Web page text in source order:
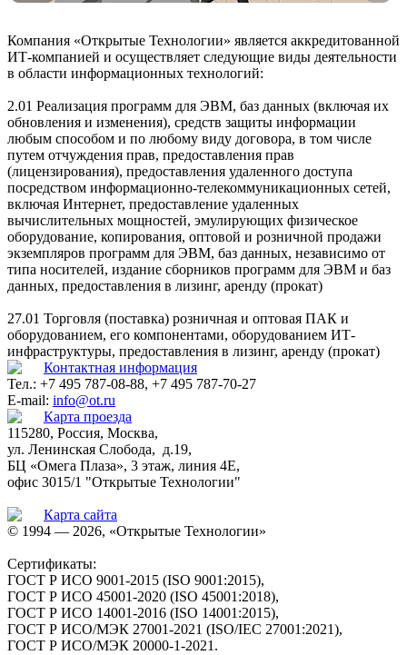
Компания «Открытые Технологии» является аккредитованной
ИТ-компанией и осуществляет следующие виды деятельности
в области информационных технологий:
2.01 Реализация программ для ЭВМ, баз данных (включая их
обновления и изменения), средств защиты информации
любым способом и по любому виду договора, в том числе
путем отчуждения прав, предоставления прав
(лицензирования), предоставления удаленного доступа
посредством информационно-телекоммуникационных сетей,
включая Интернет, предоставление удаленных
вычислительных мощностей, эмулирующих физическое
оборудование, копирования, оптовой и розничной продажи
экземпляров программ для ЭВМ, баз данных, независимо от
типа носителей, издание сборников программ для ЭВМ и баз
данных, предоставления в лизинг, аренду (прокат)
27.01 Торговля (поставка) розничная и оптовая ПАК и
оборудованием, его компонентами, оборудованием ИТ-
инфраструктуры, предоставления в лизинг, аренду (прокат)
Контактная информация
Тел.: +7 495 787-08-88, +7 495 787-70-27
E-mail: info@ot.ru
Карта проезда
115280, Россия, Москва,
ул. Ленинская Слобода, д.19,
БЦ «Омега Плаза», 3 этаж, линия 4Е,
офис 3015/1 "Открытые Технологии"
Карта сайта
© 1994 — 2026, «Открытые Технологии»
Сертификаты:
ГОСТ Р ИСО 9001-2015 (ISO 9001:2015),
ГОСТ Р ИСО 45001-2020 (ISO 45001:2018),
ГОСТ Р ИСО 14001-2016 (ISO 14001:2015),
ГОСТ Р ИСО/МЭК 27001-2021 (ISO/IEC 27001:2021),
ГОСТ Р ИСО/МЭК 20000-1-2021.